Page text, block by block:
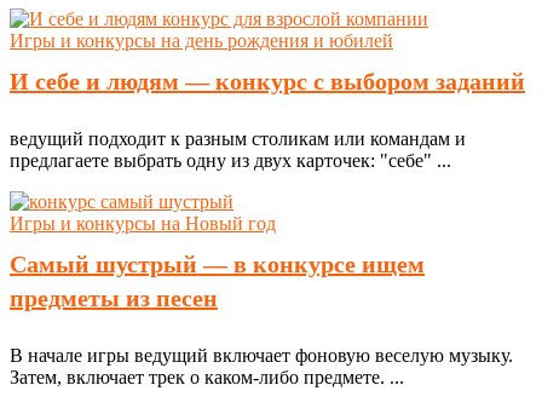
Игры и конкурсы на день рождения и юбилей
И себе и людям — конкурс с выбором заданий
ведущий подходит к разным столикам или командам и
предлагаете выбрать одну из двух карточек: "себе" ...
Игры и конкурсы на Новый год
Самый шустрый — в конкурсе ищем
предметы из песен
В начале игры ведущий включает фоновую веселую музыку.
Затем, включает трек о каком-либо предмете. ...